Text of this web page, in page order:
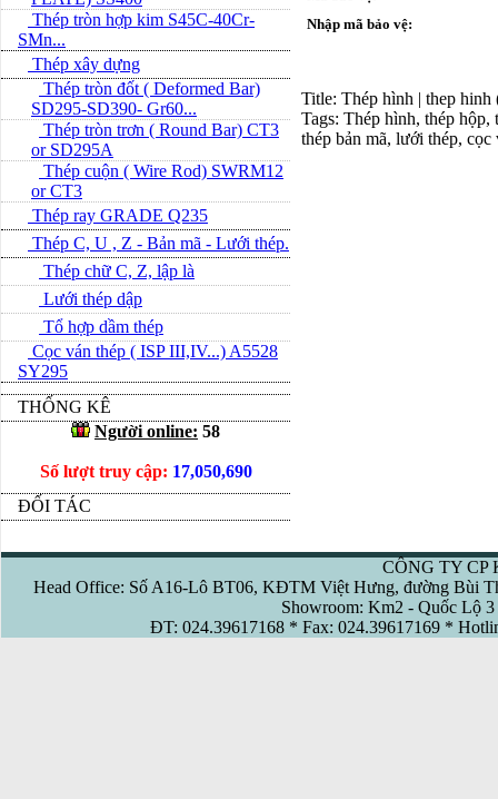
Thép tròn hợp kim S45C-40Cr-
SMn...
Thép xây dựng
Thép tròn đốt ( Deformed Bar)
SD295-SD390- Gr60...
Thép tròn trơn ( Round Bar) CT3
or SD295A
Thép cuộn ( Wire Rod) SWRM12
or CT3
Thép ray GRADE Q235
Thép C, U , Z - Bản mã - L­ưới thép.
Thép chữ C, Z, lập là
Lưới thép dập
Tổ hợp dầm thép
Cọc ván thép ( ISP III,IV...) A5528
SY295
THỐNG KÊ
Người online: 58
Số lượt truy cập: 17,050,690
ĐỐI TÁC
Nhập mã bảo vệ:
Title: Thép hình | thep
Tags: Thép hình, thép hộp,
thép bản mã, lưới thép, cọc
CÔNG TY CP
Head Office: Số A16-Lô BT06, KĐTM Việt Hưng, đường Bùi
Showroom: Km2 - Quốc Lộ
ĐT: 024.39617168 * Fax: 024.39617169 *